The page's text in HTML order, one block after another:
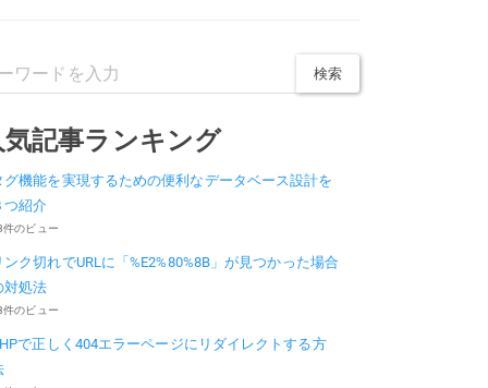
気記事ランキング
グ機能を実現するための便利なデータベース設計を
つ紹介
件のビュー
ンク切れでURLに「%E2%80%8B」が見つかった場合
対処法
件のビュー
で正しく404エラーページにリダイレクトする方